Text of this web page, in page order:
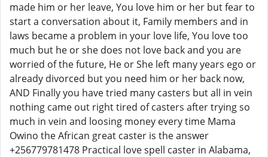
made him or her leave, You love him or her but fear to
start a conversation about it, Family members and in
laws became a problem in your love life, You love too
much but he or she does not love back and you are
worried of the future, He or She left many years ego or
already divorced but you need him or her back now,
AND Finally you have tried many casters but all in vein
nothing came out right tired of casters after trying so
much in vein and loosing money every time Mama
Owino the African great caster is the answer
+256779781478 Practical love spell caster in Alabama,